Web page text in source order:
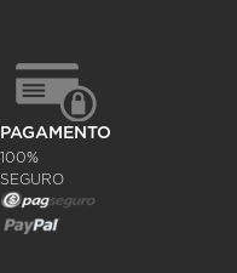
PAGAMENTO
100%
SEGURO